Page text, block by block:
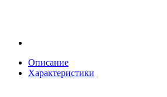
Описание
Характеристики